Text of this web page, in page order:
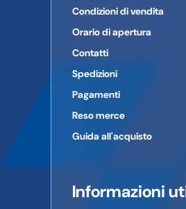
Condizioni di vendita
Orario di apertura
Contatti
Spedizioni
Pagamenti
Reso merce
Guida all'acquisto
Informazioni